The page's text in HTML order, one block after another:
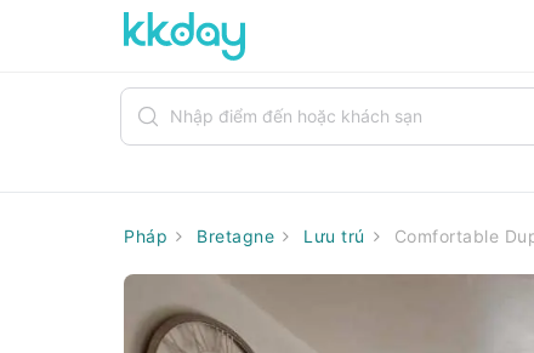
Pháp Bretagne Lưu trú Comfortable